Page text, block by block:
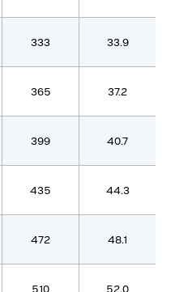
333 33.9
365 37.2
399 40.7
435 44.3
472 48.1
510 52.0